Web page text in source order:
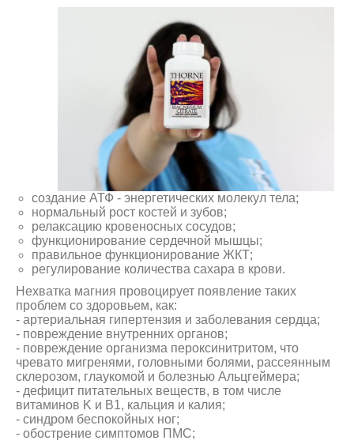
создание АТФ - энергетических молекул тела;
нормальный рост костей и зубов;
релаксацию кровеносных сосудов;
функционирование сердечной мышцы;
правильное функционирование ЖКТ;
регулирование количества сахара в крови.
Нехватка магния провоцирует появление таких
проблем со здоровьем, как:
- артериальная гипертензия и заболевания сердца;
- повреждение внутренних органов;
- повреждение организма пероксинитритом, что
чревато мигренями, головными болями, рассеянным
склерозом, глаукомой и болезнью Альцгеймера;
- дефицит питательных веществ, в том числе
витаминов K и В1, кальция и калия;
- синдром беспокойных ног;
- обострение симптомов ПМС;